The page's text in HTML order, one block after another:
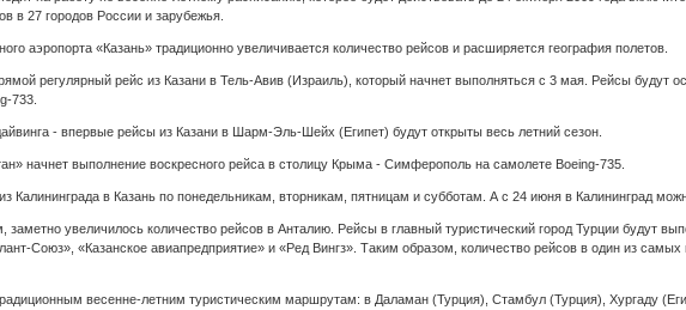
в 27 городов России и зарубежья.
аэропорта «Казань» традиционно увеличивается количество рейсов и расширяется география полетов.
регулярный рейс из Казани в Тель-Авив (Израиль), который начнет выполняться с 3 мая. Рейсы будут
733.
- впервые рейсы из Казани в Шарм-Эль-Шейх (Египет) будут открыты весь летний сезон.
начнет выполнение воскресного рейса в столицу Крыма - Симферополь на самолете Вoeing-735.
Калининграда в Казань по понедельникам, вторникам, пятницам и субботам. А с 24 июня в Калининград
увеличилось количество рейсов в Анталию. Рейсы в главный туристический город Турции будут
Союз», «Казанское авиапредприятие» и «Ред Вингз». Таким образом, количество рейсов в один из
весенне-летним туристическим маршрутам: в Даламан (Турция), Стамбул (Турция), Хургаду